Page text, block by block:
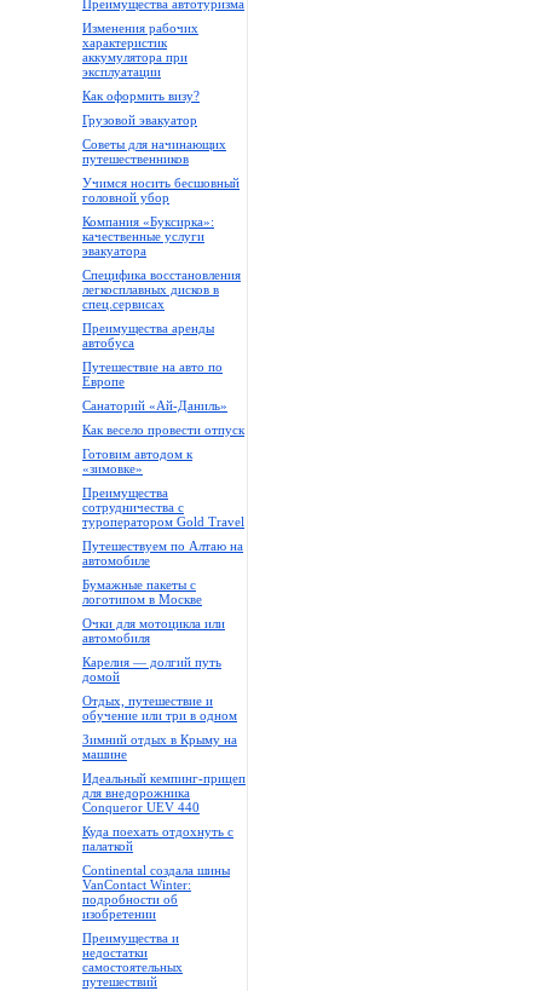
Преимущества автотуризма
Изменения рабочих
характеристик
аккумулятора при
эксплуатации
Как оформить визу?
Грузовой эвакуатор
Советы для начинающих
путешественников
Учимся носить бесшовный
головной убор
Компания «Буксирка»:
качественные услуги
эвакуатора
Специфика восстановления
легкосплавных дисков в
спец.сервисах
Преимущества аренды
автобуса
Путешествие на авто по
Европе
Санаторий «Ай-Даниль»
Как весело провести отпуск
Готовим автодом к
«зимовке»
Преимущества
сотрудничества с
туроператором Gold Travel
Путешествуем по Алтаю на
автомобиле
Бумажные пакеты с
логотипом в Москве
Очки для мотоцикла или
автомобиля
Карелия — долгий путь
домой
Отдых, путешествие и
обучение или три в одном
Зимний отдых в Крыму на
машине
Идеальный кемпинг-прицеп
для внедорожника
Conqueror UEV 440
Куда поехать отдохнуть с
палаткой
Continental создала шины
VanContact Winter:
подробности об
изобретении
Преимущества и
недостатки
самостоятельных
путешествий